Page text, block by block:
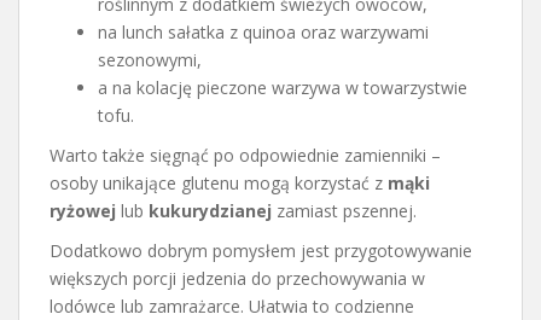
na lunch sałatka z quinoa oraz warzywami
sezonowymi,
a na kolację pieczone warzywa w towarzystwie
tofu.
Warto także sięgnąć po odpowiednie zamienniki –
osoby unikające glutenu mogą korzystać z mąki
ryżowej lub kukurydzianej zamiast pszennej.
Dodatkowo dobrym pomysłem jest przygotowywanie
większych porcji jedzenia do przechowywania w
lodówce lub zamrażarce. Ułatwia to codzienne